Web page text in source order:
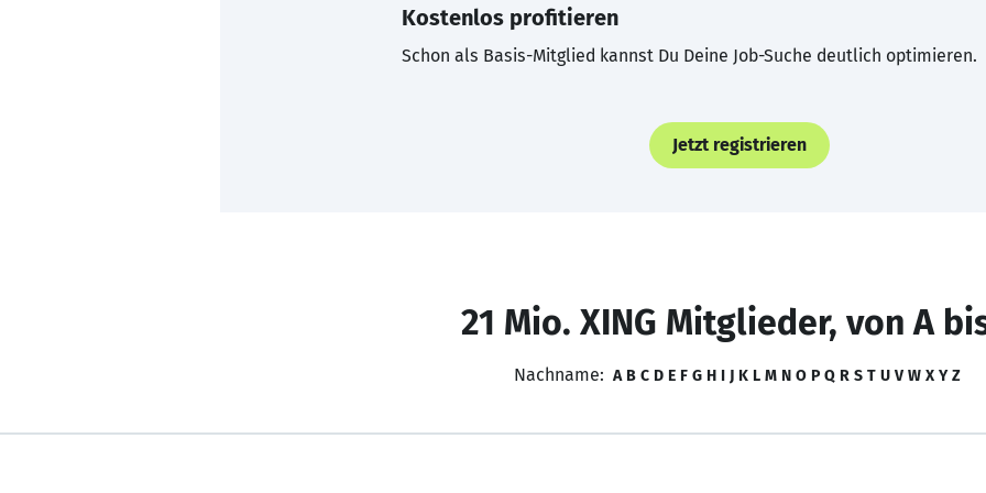
Kostenlos profitieren
Schon als Basis-Mitglied kannst Du Deine Job-Suche deutlich optimieren.
Jetzt registrieren
21 Mio. XING Mitglieder, von A
Nachname: A B C D E F G H I J K L M N O P Q R S T U V W X Y Z